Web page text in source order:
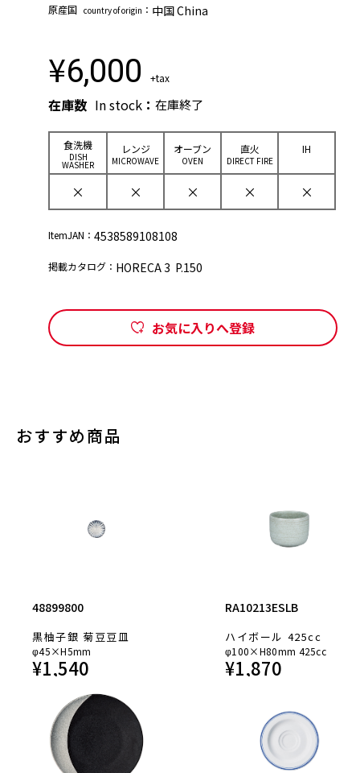
原産国 country of origin ： 中国 China
¥6,000 +tax
在庫数 In stock ： 在庫終了
⾷洗機
DISH
WASHER
レンジ
MICROWAVE
オーブン
OVEN
直⽕
DIRECT FIRE
IH
× × × × ×
ItemJAN： 4538589108108
掲載カタログ： HORECA 3 P.150
お気に入りへ登録
おすすめ商品
48899800
黒柚子銀 菊豆豆皿
φ45×H5mm
¥1,540
RA10213ESLB
ハイボール 425cc
φ100×H80mm 425cc
¥1,870